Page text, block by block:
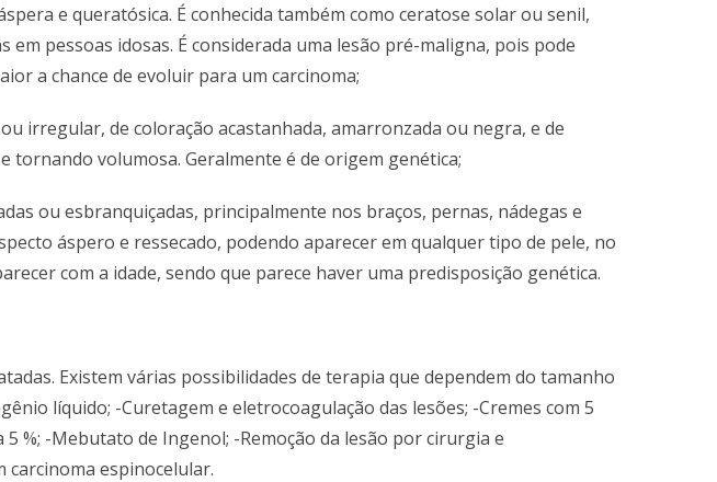
e queratósica. É conhecida também como ceratose solar ou senil,
pessoas idosas. É considerada uma lesão pré-maligna, pois pode
a chance de evoluir para um carcinoma;
irregular, de coloração acastanhada, amarronzada ou negra, e de
tornando volumosa. Geralmente é de origem genética;
ou esbranquiçadas, principalmente nos braços, pernas, nádegas e
áspero e ressecado, podendo aparecer em qualquer tipo de pele, no
com a idade, sendo que parece haver uma predisposição genética.
Existem várias possibilidades de terapia que dependem do tamanho
líquido; -Curetagem e eletrocoagulação das lesões; -Cremes com 5
%; -Mebutato de Ingenol; -Remoção da lesão por cirurgia e
espinocelular.